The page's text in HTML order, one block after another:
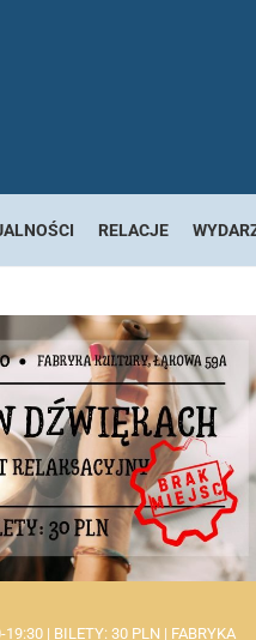
RELACJE
| BILETY: 30 PLN | FABRYKA